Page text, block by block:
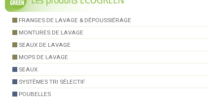
FRANGES DE LAVAGE & DÉPOUSSIÉRAGE
MONTURES DE LAVAGE
SEAUX DE LAVAGE
MOPS DE LAVAGE
SEAUX
SYSTÈMES TRI SÉLECTIF
POUBELLES